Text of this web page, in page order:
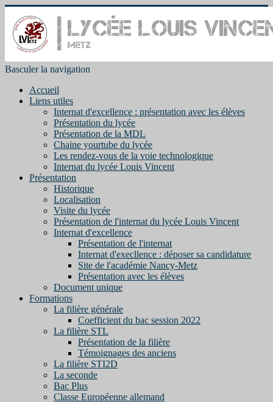
Basculer la navigation
Accueil
Liens utiles
Internat d'excellence : présentation avec les élèves
Présentation du lycée
Présentation de la MDL
Chaine yourtube du lycée
Les rendez-vous de la voie technologique
Internat du lycée Louis Vincent
Présentation
Historique
Localisation
Visite du lycée
Présentation de l'internat du lycée Louis Vincent
Internat d'excellence
Présentation de l'internat
Internat d'execllence : déposer sa candidature
Site de l'académie Nancy-Metz
Présentation avec les élèves
Document unique
Formations
La filière générale
Coefficient du bac session 2022
La filière STL
Présentation de la filière
Témoignages des anciens
La filière STI2D
La seconde
Bac Plus
Classe Européenne allemand